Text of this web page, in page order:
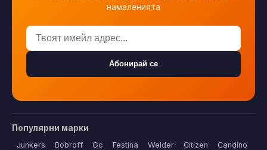
намаленията
Абонирай се
Популярни марки
Junkers Bobroff Gc Festina Welder Citizen
Candino